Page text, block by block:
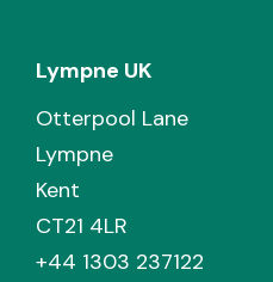
Lympne UK
Otterpool Lane
Lympne
Kent
CT21 4LR
+44 1303 237122